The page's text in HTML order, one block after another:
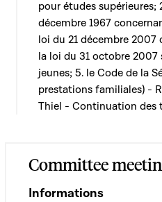
pour études
décembre 1967
loi du 21 décembre
la loi du 31 octobre 2007
jeunes; 5. le Code de la
prestations familiales) -
Thiel - Continuation des
Committee
Informations